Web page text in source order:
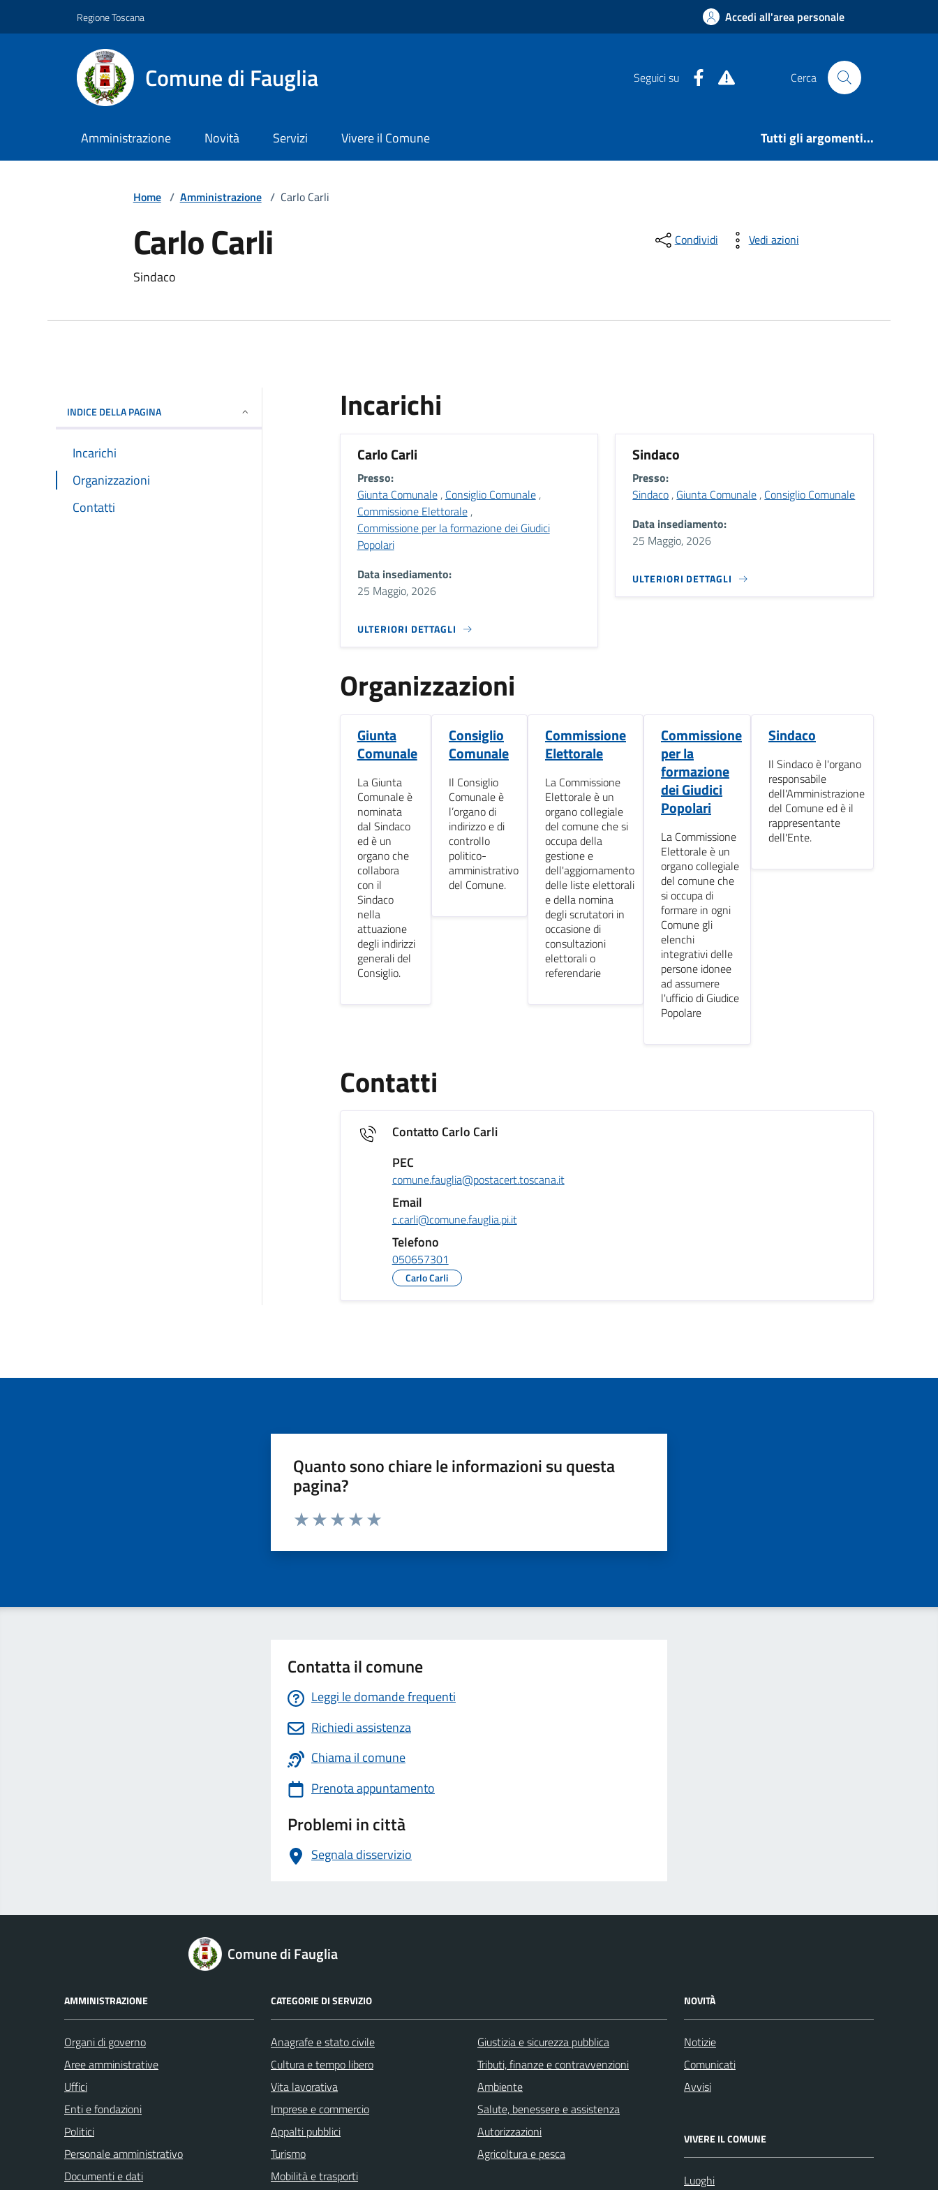
Regione Toscana Accedi all'area personale
Comune di Fauglia Seguici su FacebookAlert SystemCerca
Amministrazione Novità Servizi Vivere il Comune Tutti gli argomenti...
Home / Amministrazione / Carlo Carli
Carlo Carli
Descrizione breve
Sindaco
Condividi Vedi azioni
INDICE DELLA PAGINA
Incarichi
Organizzazioni
Contatti
Incarichi
Carlo Carli
Presso:
Giunta Comunale, Consiglio Comunale,
Commissione Elettorale,
Commissione per la formazione dei Giudici
Popolari
Data insediamento:
25 Maggio, 2026
ULTERIORI DETTAGLI
Sindaco
Presso:
Sindaco , Giunta Comunale , Consiglio Comunale
Data insediamento:
25 Maggio, 2026
ULTERIORI DETTAGLI
Organizzazioni
Giunta
Comunale
La Giunta
Comunale è
nominata
dal Sindaco
ed è un
organo che
collabora
con il
Sindaco
nella
attuazione
degli indirizzi
generali del
Consiglio.
Consiglio
Comunale
Il Consiglio
Comunale è
l’organo di
indirizzo e di
controllo
politico-
amministrativo
del Comune.
Commissione
Elettorale
La Commissione
Elettorale è un
organo collegiale
del comune che si
occupa della
gestione e
dell'aggiornamento
delle liste elettorali
e della nomina
degli scrutatori in
occasione di
consultazioni
elettorali o
referendarie
Commissione
per la
formazione
dei Giudici
Popolari
La Commissione
Elettorale è un
organo collegiale
del comune che
si occupa di
formare in ogni
Comune gli
elenchi
integrativi delle
persone idonee
ad assumere
l'ufficio di Giudice
Popolare
Sindaco
Il Sindaco è l'organo
responsabile
dell'Amministrazione
del Comune ed è il
rappresentante
dell'Ente.
Contatti
Contatto Carlo Carli
PEC
comune.fauglia@postacert.toscana.it
Email
c.carli@comune.fauglia.pi.it
Telefono
050657301
Carlo Carli
Quanto sono chiare le informazioni su questa
pagina?
Valuta da 1 a 5 stelle la pagina
Contatta il comune
Leggi le domande frequenti
Richiedi assistenza
Chiama il comune
Prenota appuntamento
Problemi in città
Segnala disservizio
Comune di Fauglia
AMMINISTRAZIONE
Organi di governo
Aree amministrative
Uffici
Enti e fondazioni
Politici
Personale amministrativo
Documenti e dati
CATEGORIE DI SERVIZIO
Anagrafe e stato civile
Cultura e tempo libero
Vita lavorativa
Imprese e commercio
Appalti pubblici
Turismo
Mobilità e trasporti
Giustizia e sicurezza pubblica
Tributi, finanze e contravvenzioni
Ambiente
Salute, benessere e assistenza
Autorizzazioni
Agricoltura e pesca
NOVITÀ
Notizie
Comunicati
Avvisi
VIVERE IL COMUNE
Luoghi